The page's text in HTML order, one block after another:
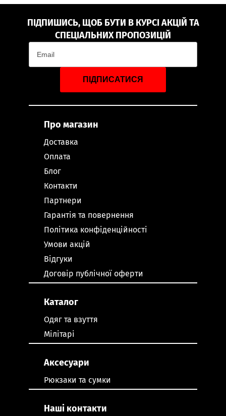
ПІДПИШИСЬ, ЩОБ БУТИ В КУРСІ АКЦІЙ ТА
СПЕЦІАЛЬНИХ ПРОПОЗИЦІЙ
ПІДПИСАТИСЯ
Про магазин
Доставка
Оплата
Блог
Контакти
Партнери
Гарантія та повернення
Політика конфіденційності
Умови акцій
Відгуки
Договір публічної оферти
Каталог
Одяг та взуття
Мілітарі
Аксесуари
Рюкзаки та сумки
Наші контакти